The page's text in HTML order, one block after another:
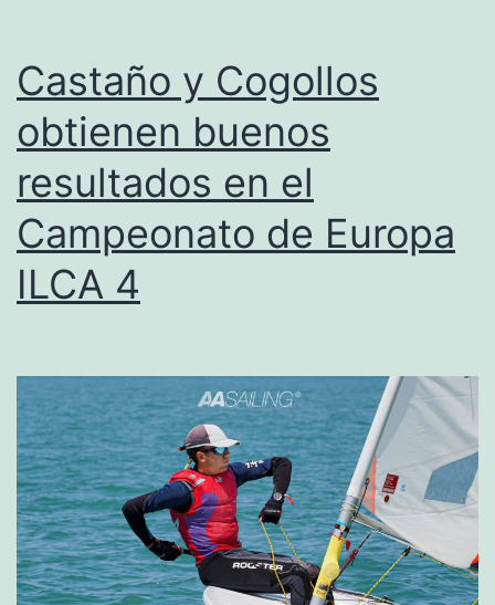
actualización
de
la
FFCV
Castaño y Cogollos
obtienen buenos
resultados en el
Campeonato de Europa
ILCA 4